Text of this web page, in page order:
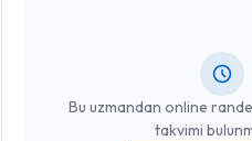
Bu uzmandan online
takvimi